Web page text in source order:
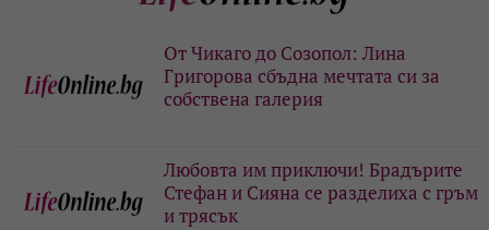
От Чикаго до Созопол: Лина
Григорова сбъдна мечтата си за
собствена галерия
Любовта им приключи! Брадърите
Стефан и Сияна се разделиха с гръм
и трясък